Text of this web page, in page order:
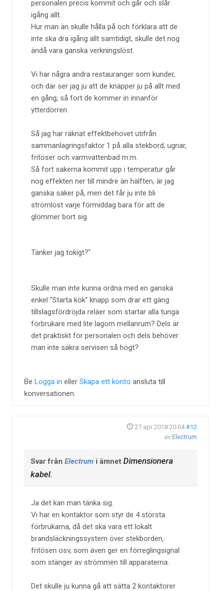
personalen precis kommit och går och slår
igång allt.
Hur man än skulle hålla på och förklara att de
inte ska dra igång allt samtidigt, skulle det nog
ändå vara ganska verkningslöst.
Vi har några andra restauranger som kunder,
och där ser jag ju att de knäpper ju på allt med
en gång, så fort de kommer in innanför
ytterdörren.
Så jag har räknat effektbehovet utifrån
sammanlagringsfaktor 1 på alla stekbord, ugnar,
fritöser och varmvattenbad m.m.
Så fort sakerna kommit upp i temperatur går
nog effekten ner till mindre än hälften, är jag
ganska säker på, men det får ju inte bli
strömlöst varje förmiddag bara för att de
glömmer bort sig.
Tänker jag tokigt?
Skulle man inte kunna ordna med en ganska
enkel "Starta kök" knapp som drar ett gäng
tillslagsfördröjda reläer som startar alla tunga
förbrukare med lite lagom mellanrum? Dels är
det praktiskt för personalen och dels behöver
man inte säkra servisen så högt?
Be Logga in eller Skapa ett konto ansluta till
konversationen.
27 apr 2018 20:04 #12
av Electrum
Svar från Electrum i ämnet Dimensionera
kabel.
Ja det kan man tänka sig.
Vi har en kontaktor som styr de 4 största
förbrukarna, då det ska vara ett lokalt
brandsläckningssystem över stekborden,
fritösen osv, som även ger en förreglingsignal
som stänger av strömmen till apparaterna.
Det skulle ju kunna gå att sätta 2 kontaktorer